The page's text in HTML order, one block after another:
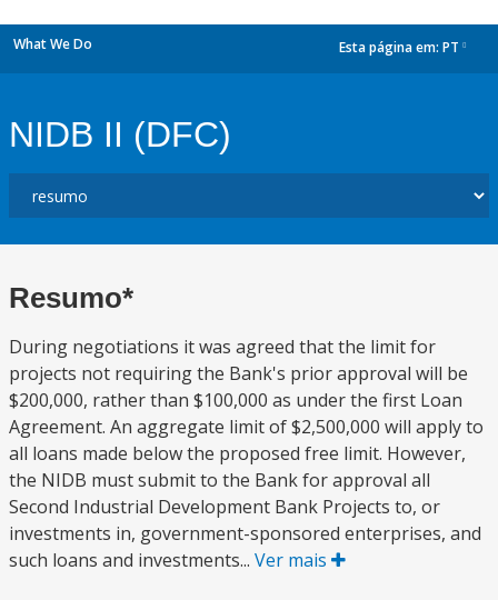
What We Do Esta página em: PT
NIDB II (DFC)
Resumo*
During negotiations it was agreed that the limit for
projects not requiring the Bank's prior approval will be
$200,000, rather than $100,000 as under the first Loan
Agreement. An aggregate limit of $2,500,000 will apply to
all loans made below the proposed free limit. However,
the NIDB must submit to the Bank for approval all
Second Industrial Development Bank Projects to, or
investments in, government-sponsored enterprises, and
such loans and investments... Ver mais